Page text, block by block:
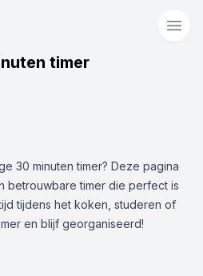
timer
30 minuten timer? Deze pagina
betrouwbare timer die perfect is
tijdens het koken, studeren of
en blijf georganiseerd!